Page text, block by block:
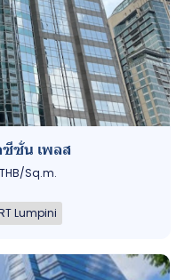
ซีซั่น เพลส
Sq.m.
Lumpini